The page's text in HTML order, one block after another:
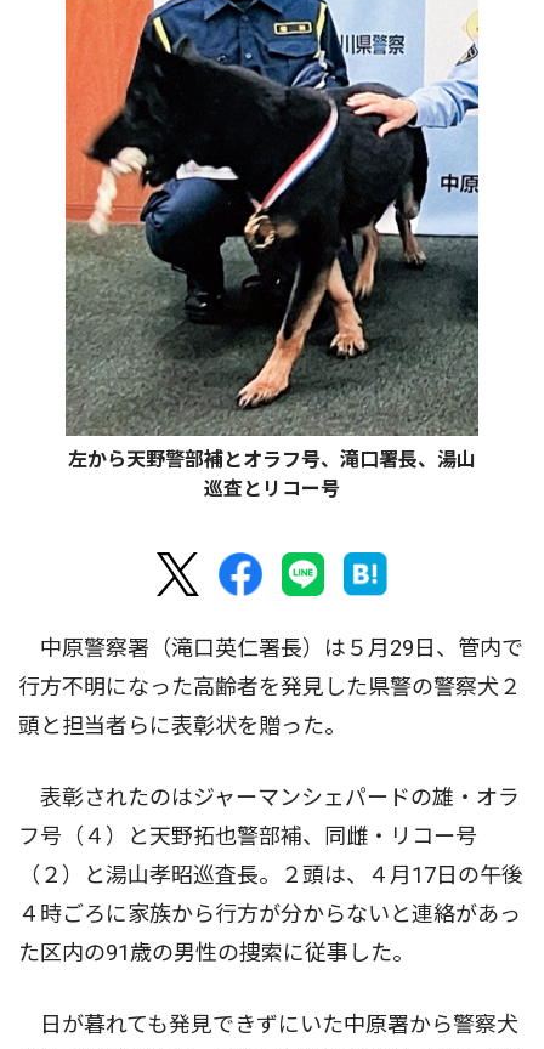
左から天野警部補とオラフ号、滝口署長、湯山
巡査とリコー号
中原警察署（滝口英仁署長）は５月29日、管内で
行方不明になった高齢者を発見した県警の警察犬２
頭と担当者らに表彰状を贈った。
表彰されたのはジャーマンシェパードの雄・オラ
フ号（４）と天野拓也警部補、同雌・リコー号
（２）と湯山孝昭巡査長。２頭は、４月17日の午後
４時ごろに家族から行方が分からないと連絡があっ
た区内の91歳の男性の捜索に従事した。
日が暮れても発見できずにいた中原署から警察犬